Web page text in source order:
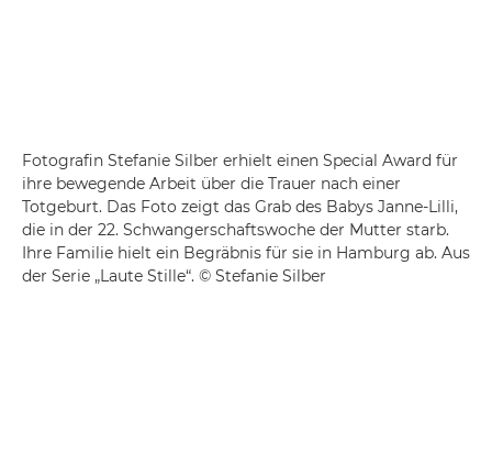
Fotografin Stefanie Silber erhielt einen Special Award für
ihre bewegende Arbeit über die Trauer nach einer
Totgeburt. Das Foto zeigt das Grab des Babys Janne-Lilli,
die in der 22. Schwangerschaftswoche der Mutter starb.
Ihre Familie hielt ein Begräbnis für sie in Hamburg ab. Aus
der Serie „Laute Stille“. © Stefanie Silber